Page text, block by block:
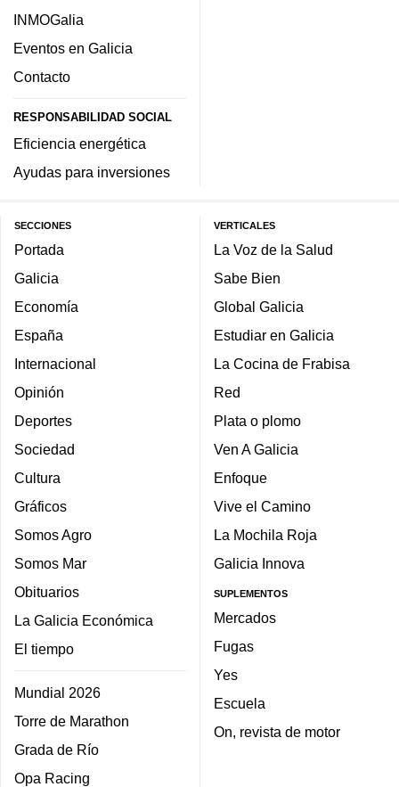
INMOGalia
Eventos en Galicia
Contacto
RESPONSABILIDAD SOCIAL
Eficiencia energética
Ayudas para inversiones
SECCIONES
Portada
Galicia
Economía
España
Internacional
Opinión
Deportes
Sociedad
Cultura
Gráficos
Somos Agro
Somos Mar
Obituarios
La Galicia Económica
El tiempo
Mundial 2026
Torre de Marathon
Grada de Río
Opa Racing
VERTICALES
La Voz de la Salud
Sabe Bien
Global Galicia
Estudiar en Galicia
La Cocina de Frabisa
Red
Plata o plomo
Ven A Galicia
Enfoque
Vive el Camino
La Mochila Roja
Galicia Innova
SUPLEMENTOS
Mercados
Fugas
Yes
Escuela
On, revista de motor